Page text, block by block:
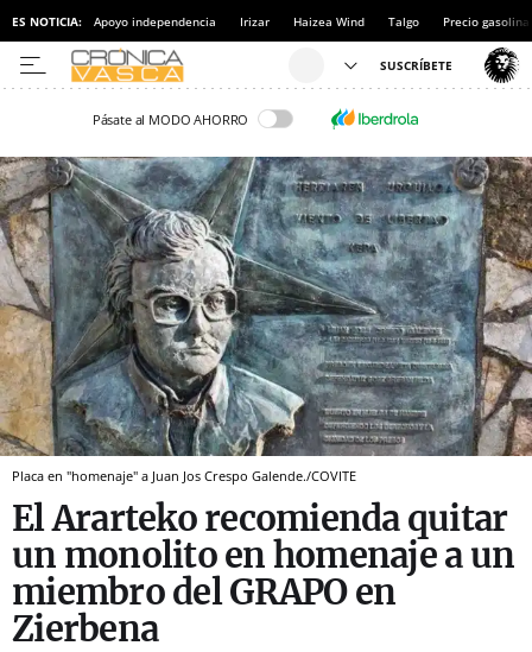
ES NOTICIA: Apoyo independencia Irizar Haizea Wind Talgo Precio gasolina
Pásate al MODO AHORRO
Placa en "homenaje" a Juan Jos Crespo Galende./COVITE
El Ararteko recomienda quitar
un monolito en homenaje a un
miembro del GRAPO en
Zierbena